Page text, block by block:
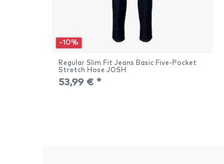
-10%
Regular Slim Fit Jeans Basic Five-Pocket
Stretch Hose JOSH
53,99 € *